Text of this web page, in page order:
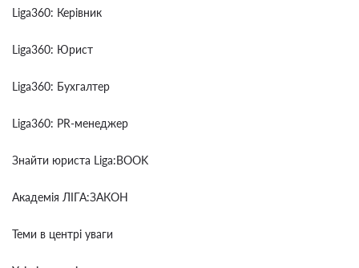
Liga360: Керівник
Liga360: Юрист
Liga360: Бухгалтер
Liga360: PR-менеджер
Знайти юриста Liga:BOOK
Академія ЛІГА:ЗАКОН
Теми в центрі уваги